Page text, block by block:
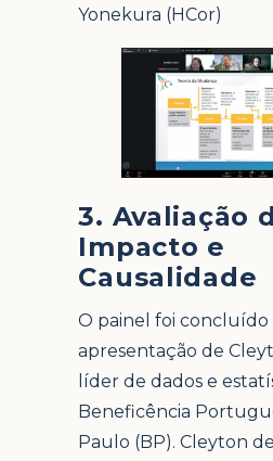
Yonekura (HCor)
3. Avaliação
Impacto e
Causalidade
O painel foi concluído
apresentação de
líder de dados e
Beneficência
Paulo (BP). Cleyton